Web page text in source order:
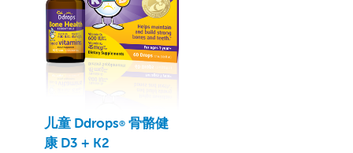
儿童 Ddrops® 骨骼健
康 D3 + K2